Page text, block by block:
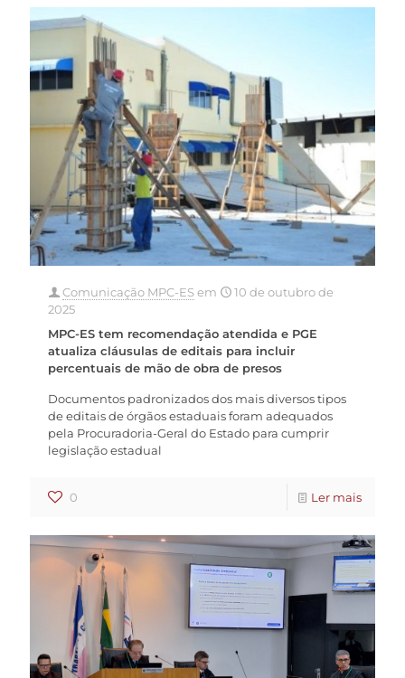
Comunicação MPC-ESem
10 de outubro de
2025
MPC-ES tem recomendação atendida e PGE
atualiza cláusulas de editais para incluir
percentuais de mão de obra de presos
Documentos padronizados dos mais diversos tipos
de editais de órgãos estaduais foram adequados
pela Procuradoria-Geral do Estado para cumprir
legislação estadual
0 Ler mais